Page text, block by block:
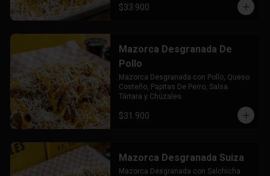
$33.900
Mazorca Desgranada De
Pollo
Mazorca Desgranada con Pollo, Queso
Costeño, Papitas De Perro, Salsa
Tártara y Chúzales.
$31.900
Mazorca Desgranada Suiza
Mazorca Desgranada con Salchicha